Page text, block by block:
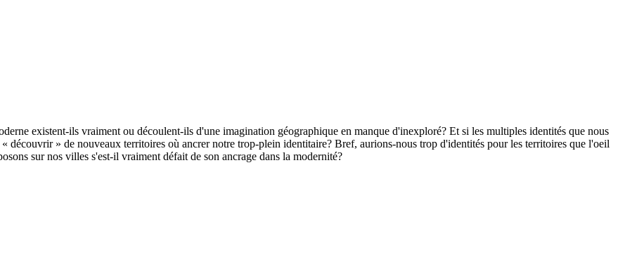
existent-ils vraiment ou découlent-ils d'une imagination géographique en manque d'inexploré? Et si les multiples identités que nous
découvrir » de nouveaux territoires où ancrer notre trop-plein identitaire? Bref, aurions-nous trop d'identités pour les territoires que l'oeil
sur nos villes s'est-il vraiment défait de son ancrage dans la modernité?